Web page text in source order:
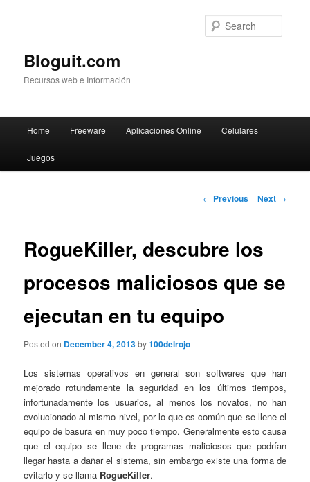
Bloguit.com
Recursos web e Información
Skip
to
Home Freeware Aplicaciones Online Celulares
Juegos
Post
← Previous Next →
RogueKiller, descubre los
procesos maliciosos que se
ejecutan en tu equipo
Posted on December 4, 2013by100delrojo
Los sistemas operativos en general son softwares que han
mejorado rotundamente la seguridad en los últimos tiempos,
infortunadamente los usuarios, al menos los novatos, no han
evolucionado al mismo nivel, por lo que es común que se llene el
equipo de basura en muy poco tiempo. Generalmente esto causa
que el equipo se llene de programas maliciosos que podrían
llegar hasta a dañar el sistema, sin embargo existe una forma de
evitarlo y se llama RogueKiller.